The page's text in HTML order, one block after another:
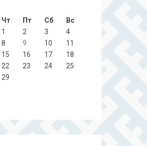
Чт Пт Сб
Вс
1
2 3
4
8 9 10
11
15 16 17
18
22 23 24
25
29